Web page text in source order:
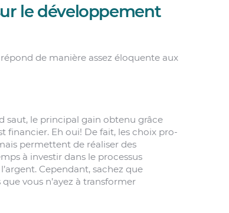
le développement
répond de manière assez éloquente aux
saut, le principal gain obtenu grâce
financier. Eh oui! De fait, les choix pro-
permettent de réaliser des
à investir dans le processus
Cependant, sachez que
vous n’ayez à transformer